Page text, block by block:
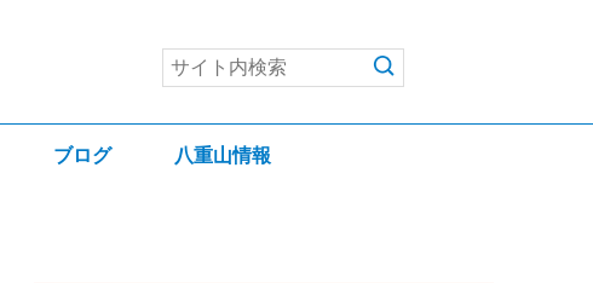
ブログ 八重山情報